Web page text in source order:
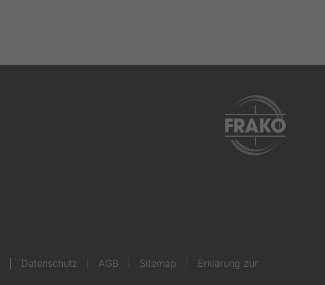
Datenschutz AGB Sitemap
Erklärung zur